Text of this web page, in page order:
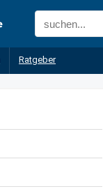
Ratgeber